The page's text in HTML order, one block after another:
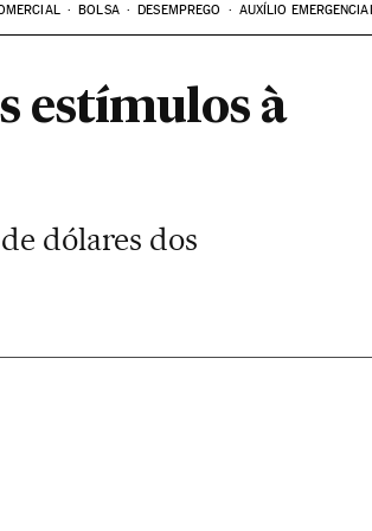
BOLSA DESEMPREGO AUXÍLIO
estímulos à
dólares dos